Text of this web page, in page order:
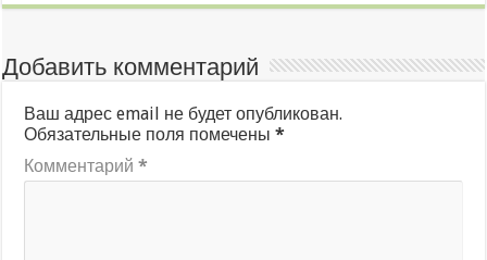
Добавить комментарий
Ваш адрес email не будет опубликован.
Обязательные поля помечены*
Комментарий*